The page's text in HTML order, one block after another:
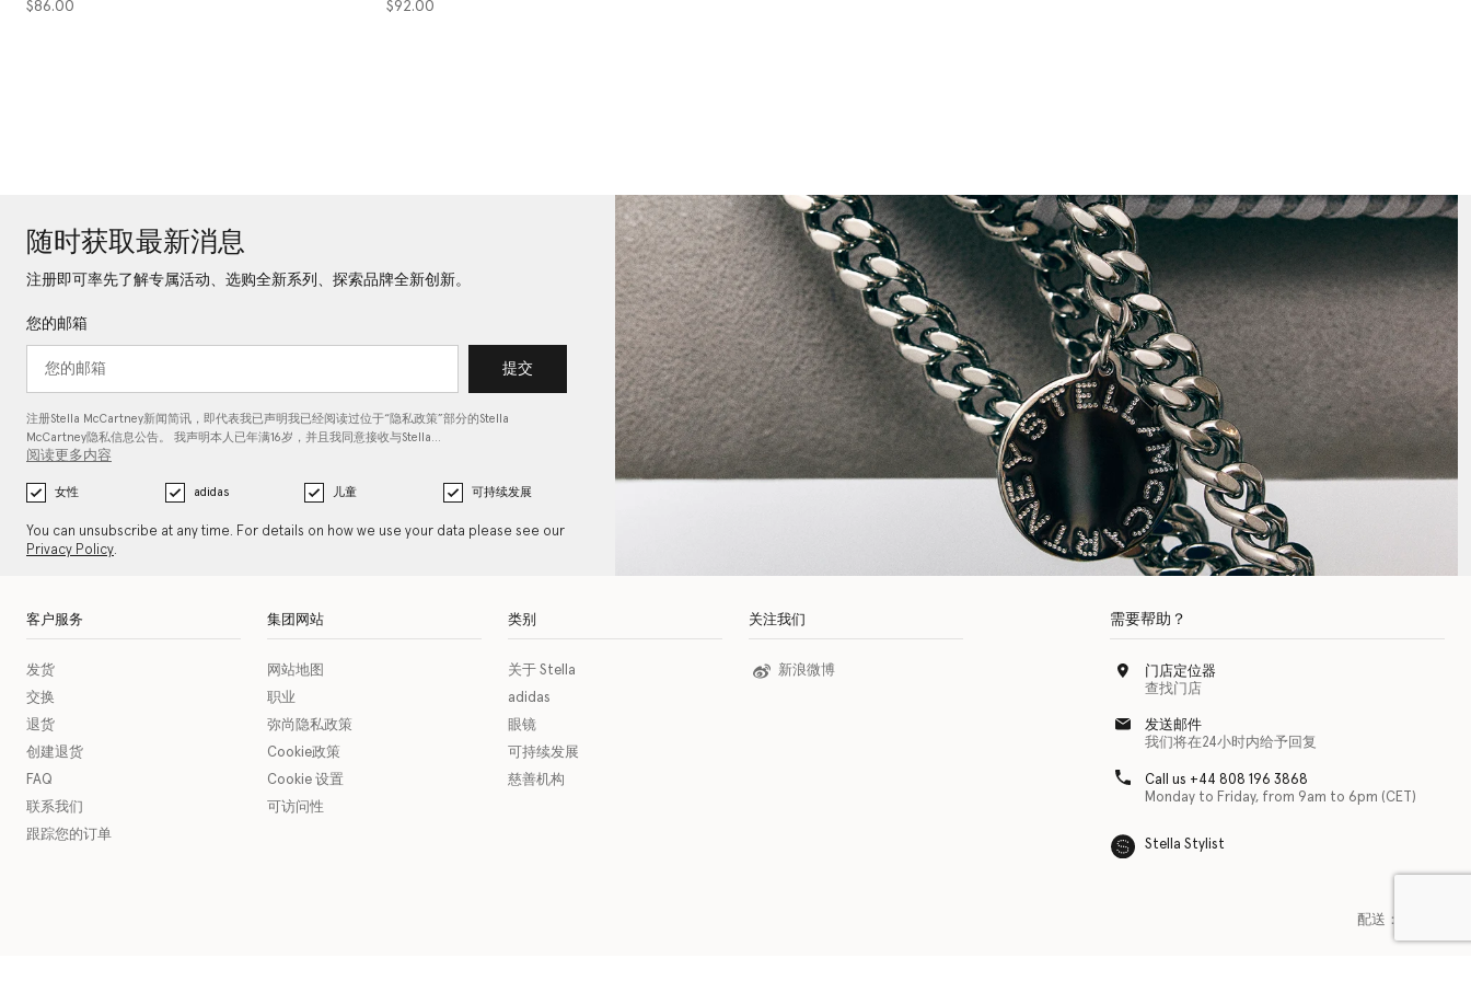
$86.00 $92.00
随时获取最新消息
注册即可率先了解专属活动、选购全新系列、探索品牌全新创新。
您的邮箱
提交
注册Stella McCartney新闻简讯，即代表我已声明我已经阅读过位于“隐私政策”部分的Stella
McCartney隐私信息公告。 我声明本人已年满16岁，并且我同意接收与Stella…
阅读更多内容
女性 adidas 儿童 可持续发展
You can unsubscribe at any time. For details on how we use your data please see our
Privacy Policy
客户服务
发货
交换
退货
创建退货
FAQ
联系我们
跟踪您的订单
集团网站
网站地图
职业
弥尚隐私政策
Cookie政策
Cookie 设置
可访问性
类别
关于 Stella
adidas
眼镜
可持续发展
慈善机构
关注我们
新浪微博
需要帮助？
门店定位器
查找门店
发送邮件
我们将在24小时内给予回复
Call us +44 808 196 3868
Monday to Friday, from 9am to 6pm (CET)
Stella Stylist
配送：